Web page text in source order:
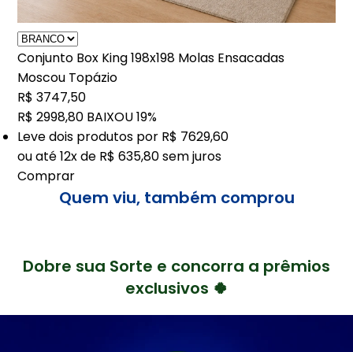
Conjunto Box King 198x198 Molas Ensacadas
Moscou Topázio
R$ 3747,50
R$ 2998,80 BAIXOU 19%
Levedois produtos por R$ 7629,60
ou até12x de R$ 635,80sem juros
Comprar
Quem viu, também comprou
Dobre sua Sorte e concorra a prêmios
exclusivos 🍀